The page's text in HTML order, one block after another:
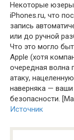
Некоторые юзеры
iPhones.ru, что
запись
или до ручной
Что это могло
Apple (хотя
очередная волна
атаку,
наверняка — ваши
безопасности.
Источник